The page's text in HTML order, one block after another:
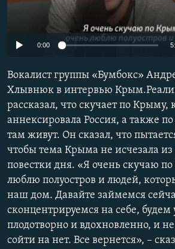
ПОБЕДИТЕЛЕЙ НЕ СУДЯТ?
КРЫМ.НЕПОКОРЕННЫЙ
УКРАИНСКАЯ ПРОБЛЕМА КРЫМА
ПРИСОЕДИНЯЙТЕСЬ!
Все сайты RFE/RL
Auto 360p
720p
0:00
Вокалист группы «Бумбокс»
Хлывнюк в интервью
рассказал, что скучает по Крыму,
аннексировала Россия, а также
там живут. Он сказал, что
чтобы тема Крыма не исчезала
повестки дня. «Я очень скучаю
люблю полуостров и людей,
наш дом. Давайте займемся
сконцентрируемся на себе, будем
плодотворно и вдохновленно, и
сойти на нет. Все вернется», –